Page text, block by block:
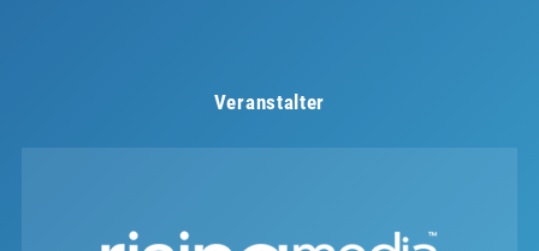
Veranstalter